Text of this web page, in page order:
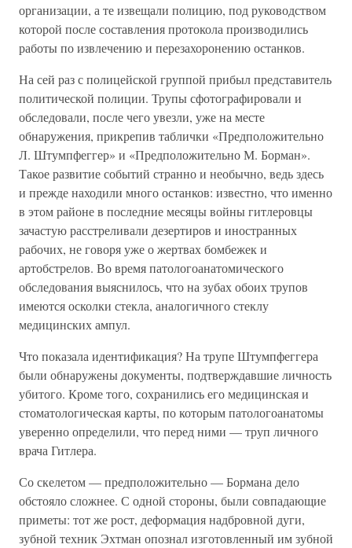
организации, а те извещали полицию, под руководством
которой после составления протокола производились
работы по извлечению и перезахоронению останков.
На сей раз с полицейской группой прибыл представитель
политической полиции. Трупы сфотографировали и
обследовали, после чего увезли, уже на месте
обнаружения, прикрепив таблички «Предположительно
Л. Штумпфеггер» и «Предположительно М. Борман».
Такое развитие событий странно и необычно, ведь здесь
и прежде находили много останков: известно, что именно
в этом районе в последние месяцы войны гитлеровцы
зачастую расстреливали дезертиров и иностранных
рабочих, не говоря уже о жертвах бомбежек и
артобстрелов. Во время патологоанатомического
обследования выяснилось, что на зубах обоих трупов
имеются осколки стекла, аналогичного стеклу
медицинских ампул.
Что показала идентификация? На трупе Штумпфеггера
были обнаружены документы, подтверждавшие личность
убитого. Кроме того, сохранились его медицинская и
стоматологическая карты, по которым патологоанатомы
уверенно определили, что перед ними — труп личного
врача Гитлера.
Со скелетом — предположительно — Бормана дело
обстояло сложнее. С одной стороны, были совпадающие
приметы: тот же рост, деформация надбровной дуги,
зубной техник Эхтман опознал изготовленный им зубной